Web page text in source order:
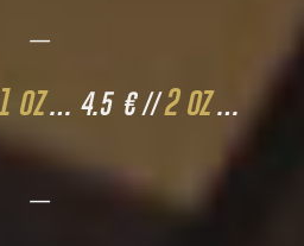
—
1 oz… 4.5 € //2 oz…
—